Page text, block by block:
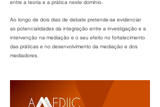
entre a teoria e a prática neste domínio.
Ao longo de dois dias de debate pretende-se evidenciar
as potencialidades da integração entre a investigação e a
intervenção na mediação e o seu efeito no fortalecimento
das práticas e no desenvolvimento da mediação e dos
mediadores.